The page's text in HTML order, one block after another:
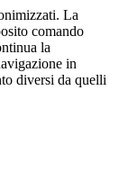
La
comando
la
in
diversi da quelli